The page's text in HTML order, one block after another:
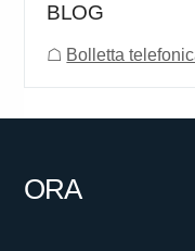
BLOG
☖ Bolletta
ORA